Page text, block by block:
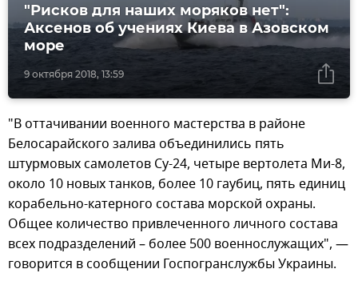
9 октября 2018, 13:59
"Рисков для наших моряков нет":
Аксенов об учениях Киева в Азовском
море
"В оттачивании военного мастерства в районе
Белосарайского залива объединились пять
штурмовых самолетов Су-24, четыре вертолета Ми-8,
около 10 новых танков, более 10 гаубиц, пять единиц
корабельно-катерного состава морской охраны.
Общее количество привлеченного личного состава
всех подразделений – более 500 военнослужащих", —
говорится в сообщении Госпогранслужбы Украины.